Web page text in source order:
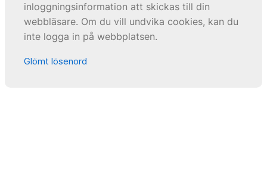
inloggningsinformation att skickas till din
webbläsare. Om du vill undvika cookies, kan du
inte logga in på webbplatsen.
Glömt lösenord